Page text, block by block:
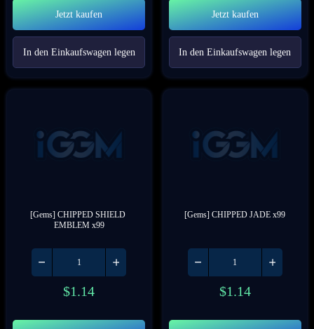
Jetzt kaufen
In den Einkaufswagen legen
Jetzt kaufen
In den Einkaufswagen legen
[Gems] CHIPPED SHIELD
EMBLEM x99
$1.14
[Gems] CHIPPED JADE x99
$1.14